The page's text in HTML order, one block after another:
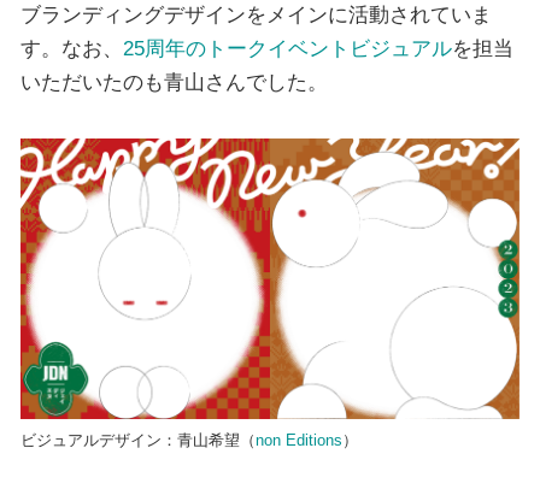
ブランディングデザインをメインに活動されていま
す。なお、 25周年のトークイベントビジュアルを担当
いただいたのも青山さんでした。
ビジュアルデザイン：青山希望（non Editions ）